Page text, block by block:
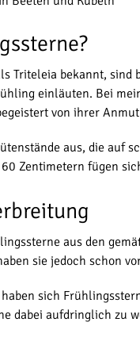
Triteleia bekannt, sind
einläuten. Bei
von ihrer
aus, die auf
Zentimetern fügen
aus den
sie jedoch schon
sich
dabei aufdringlich zu